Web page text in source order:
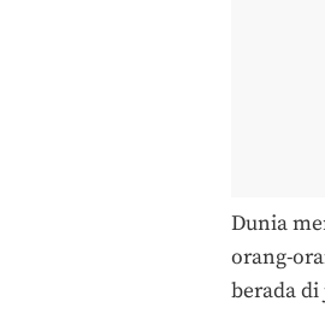
Dunia
orang-
berada